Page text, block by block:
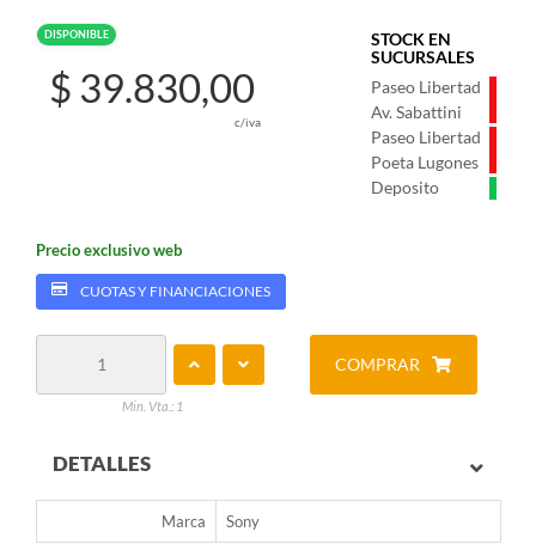
DISPONIBLE
STOCK EN
SUCURSALES
Paseo Libertad
Av. Sabattini
Paseo Libertad
Poeta Lugones
Deposito
$ 39.830,00
c/iva
Precio exclusivo web
CUOTAS Y FINANCIACIONES
Min. Vta.: 1
COMPRAR
DETALLES
Marca Sony